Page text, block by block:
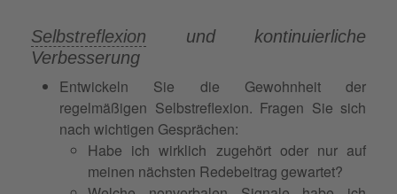
Selbstreflexion und kontinuierliche
Verbesserung
Entwickeln Sie die Gewohnheit der
regelmäßigen Selbstreflexion. Fragen Sie sich
nach wichtigen Gesprächen:
Habe ich wirklich zugehört oder nur auf
meinen nächsten Redebeitrag gewartet?